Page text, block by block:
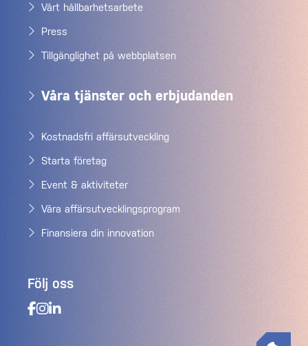
Vårt hållbarhetsarbete
Press
Tillgänglighet på webbplatsen
Våra tjänster och erbjudanden
Kostnadsfri affärsutveckling
Starta företag
Event & aktiviteter
Våra affärsutvecklingsprogram
Finansiera din innovation
Följ oss